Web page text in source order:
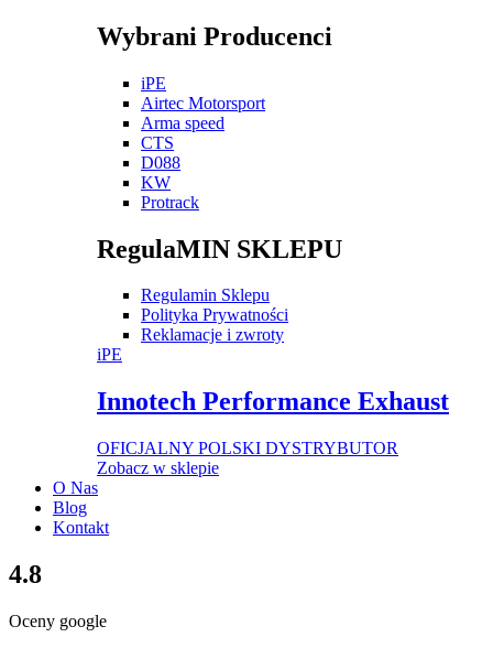
Wybrani Producenci
iPE
Airtec Motorsport
Arma speed
CTS
D088
KW
Protrack
RegulaMIN SKLEPU
Regulamin Sklepu
Polityka Prywatności
Reklamacje i zwroty
iPE
Innotech Performance Exhaust
OFICJALNY POLSKI DYSTRYBUTOR
Zobacz w sklepie
O Nas
Blog
Kontakt
4.8
Oceny google